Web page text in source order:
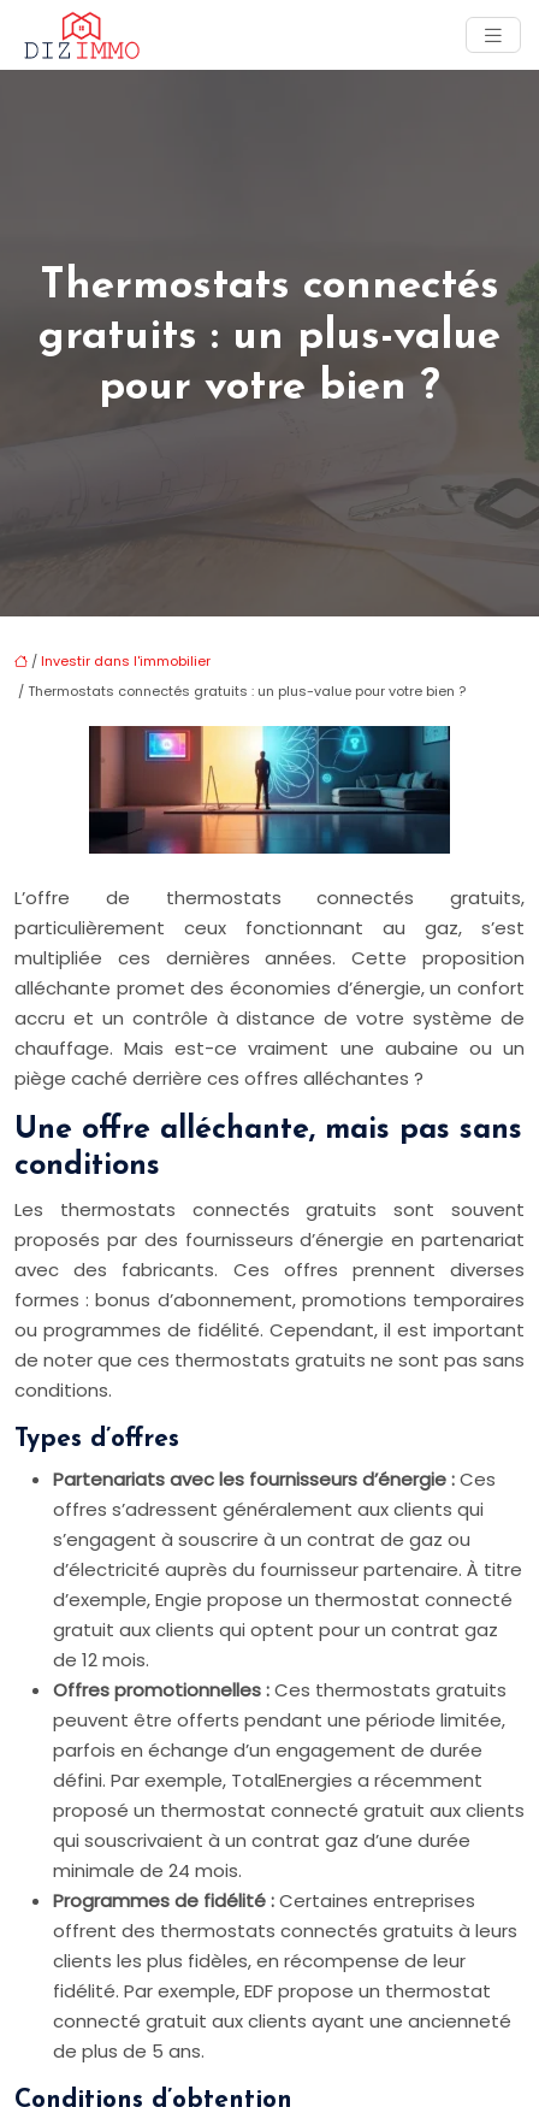
Thermostats connectés
gratuits : un plus-value
pour votre bien ?
/ Investir dans l'immobilier
/ Thermostats connectés gratuits : un plus-value pour votre bien ?
L’offre de thermostats connectés gratuits,
particulièrement ceux fonctionnant au gaz, s’est
multipliée ces dernières années. Cette proposition
alléchante promet des économies d’énergie, un confort
accru et un contrôle à distance de votre système de
chauffage. Mais est-ce vraiment une aubaine ou un
piège caché derrière ces offres alléchantes ?
Une offre alléchante, mais pas sans
conditions
Les thermostats connectés gratuits sont souvent
proposés par des fournisseurs d’énergie en partenariat
avec des fabricants. Ces offres prennent diverses
formes : bonus d’abonnement, promotions temporaires
ou programmes de fidélité. Cependant, il est important
de noter que ces thermostats gratuits ne sont pas sans
conditions.
Types d’offres
Partenariats avec les fournisseurs d’énergie :Ces
offres s’adressent généralement aux clients qui
s’engagent à souscrire à un contrat de gaz ou
d’électricité auprès du fournisseur partenaire. À titre
d’exemple, Engie propose un thermostat connecté
gratuit aux clients qui optent pour un contrat gaz
de 12 mois.
Offres promotionnelles :Ces thermostats gratuits
peuvent être offerts pendant une période limitée,
parfois en échange d’un engagement de durée
défini. Par exemple, TotalEnergies a récemment
proposé un thermostat connecté gratuit aux clients
qui souscrivaient à un contrat gaz d’une durée
minimale de 24 mois.
Programmes de fidélité :Certaines entreprises
offrent des thermostats connectés gratuits à leurs
clients les plus fidèles, en récompense de leur
fidélité. Par exemple, EDF propose un thermostat
connecté gratuit aux clients ayant une ancienneté
de plus de 5 ans.
Conditions d’obtention